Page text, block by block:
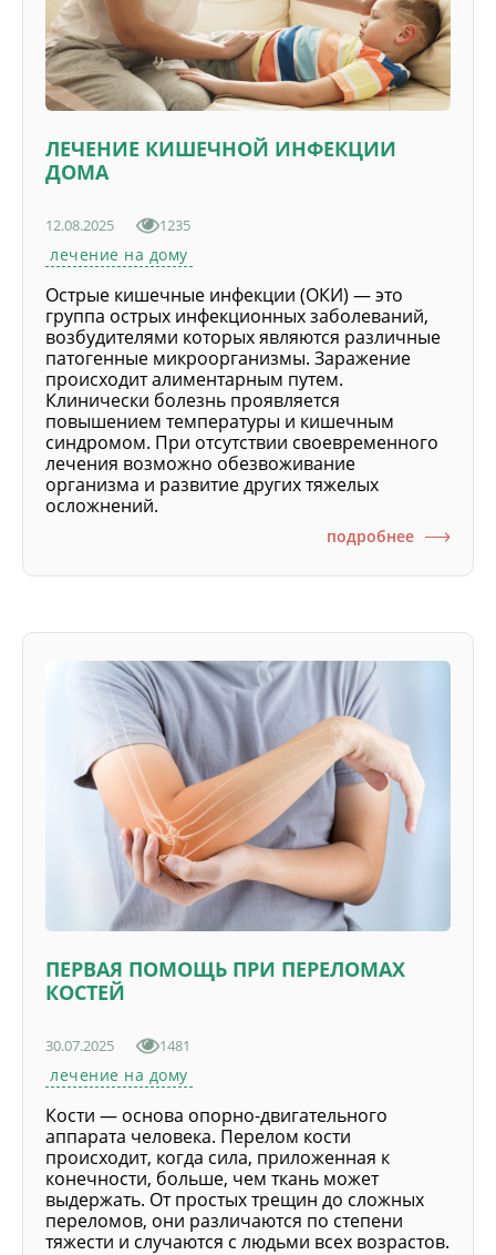
ЛЕЧЕНИЕ КИШЕЧНОЙ ИНФЕКЦИИ
ДОМА
12.08.2025 1235
лечение на дому
Острые кишечные инфекции (ОКИ) — это
группа острых инфекционных заболеваний,
возбудителями которых являются различные
патогенные микроорганизмы. Заражение
происходит алиментарным путем.
Клинически болезнь проявляется
повышением температуры и кишечным
синдромом. При отсутствии своевременного
лечения возможно обезвоживание
организма и развитие других тяжелых
осложнений.
подробнее
ПЕРВАЯ ПОМОЩЬ ПРИ ПЕРЕЛОМАХ
КОСТЕЙ
30.07.2025 1481
лечение на дому
Кости — основа опорно-двигательного
аппарата человека. Перелом кости
происходит, когда сила, приложенная к
конечности, больше, чем ткань может
выдержать. От простых трещин до сложных
переломов, они различаются по степени
тяжести и случаются с людьми всех возрастов.